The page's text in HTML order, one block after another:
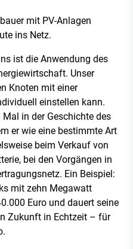
mit PV-Anlagen
ins Netz.
ist die Anwendung des
Unser
Knoten mit einer
einstellen kann.
in der Geschichte des
er wie eine bestimmte Art
beim Verkauf von
bei den Vorgängen in
Ein Beispiel:
mit zehn Megawatt
Euro und dauert seine
Zukunft in Echtzeit – für